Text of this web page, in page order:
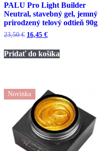
PALU Pro Light Builder
Neutral, stavebný gel, jemný
prirodzený telový odtieň 90g
23,50€ Pôvodná
bola:
23,50 €.
16,45 €Aktuálna
je:
16,45 €.
Pridať do košíka
Novinka